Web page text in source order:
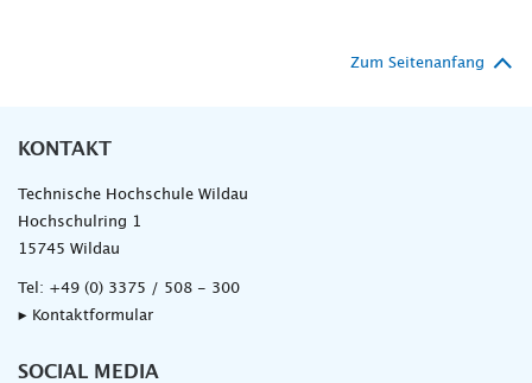
Zum Seitenanfang
KONTAKT
Technische Hochschule Wildau
Hochschulring 1
15745 Wildau
Tel: +49 (0) 3375 / 508 - 300
▸ Kontaktformular
SOCIAL MEDIA